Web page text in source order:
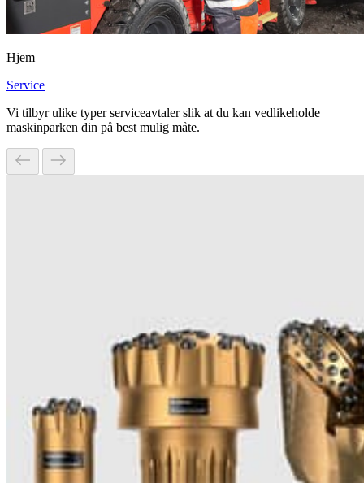
Hjem
Service
Vi tilbyr ulike typer serviceavtaler slik at du kan vedlikeholde
maskinparken din på best mulig måte.